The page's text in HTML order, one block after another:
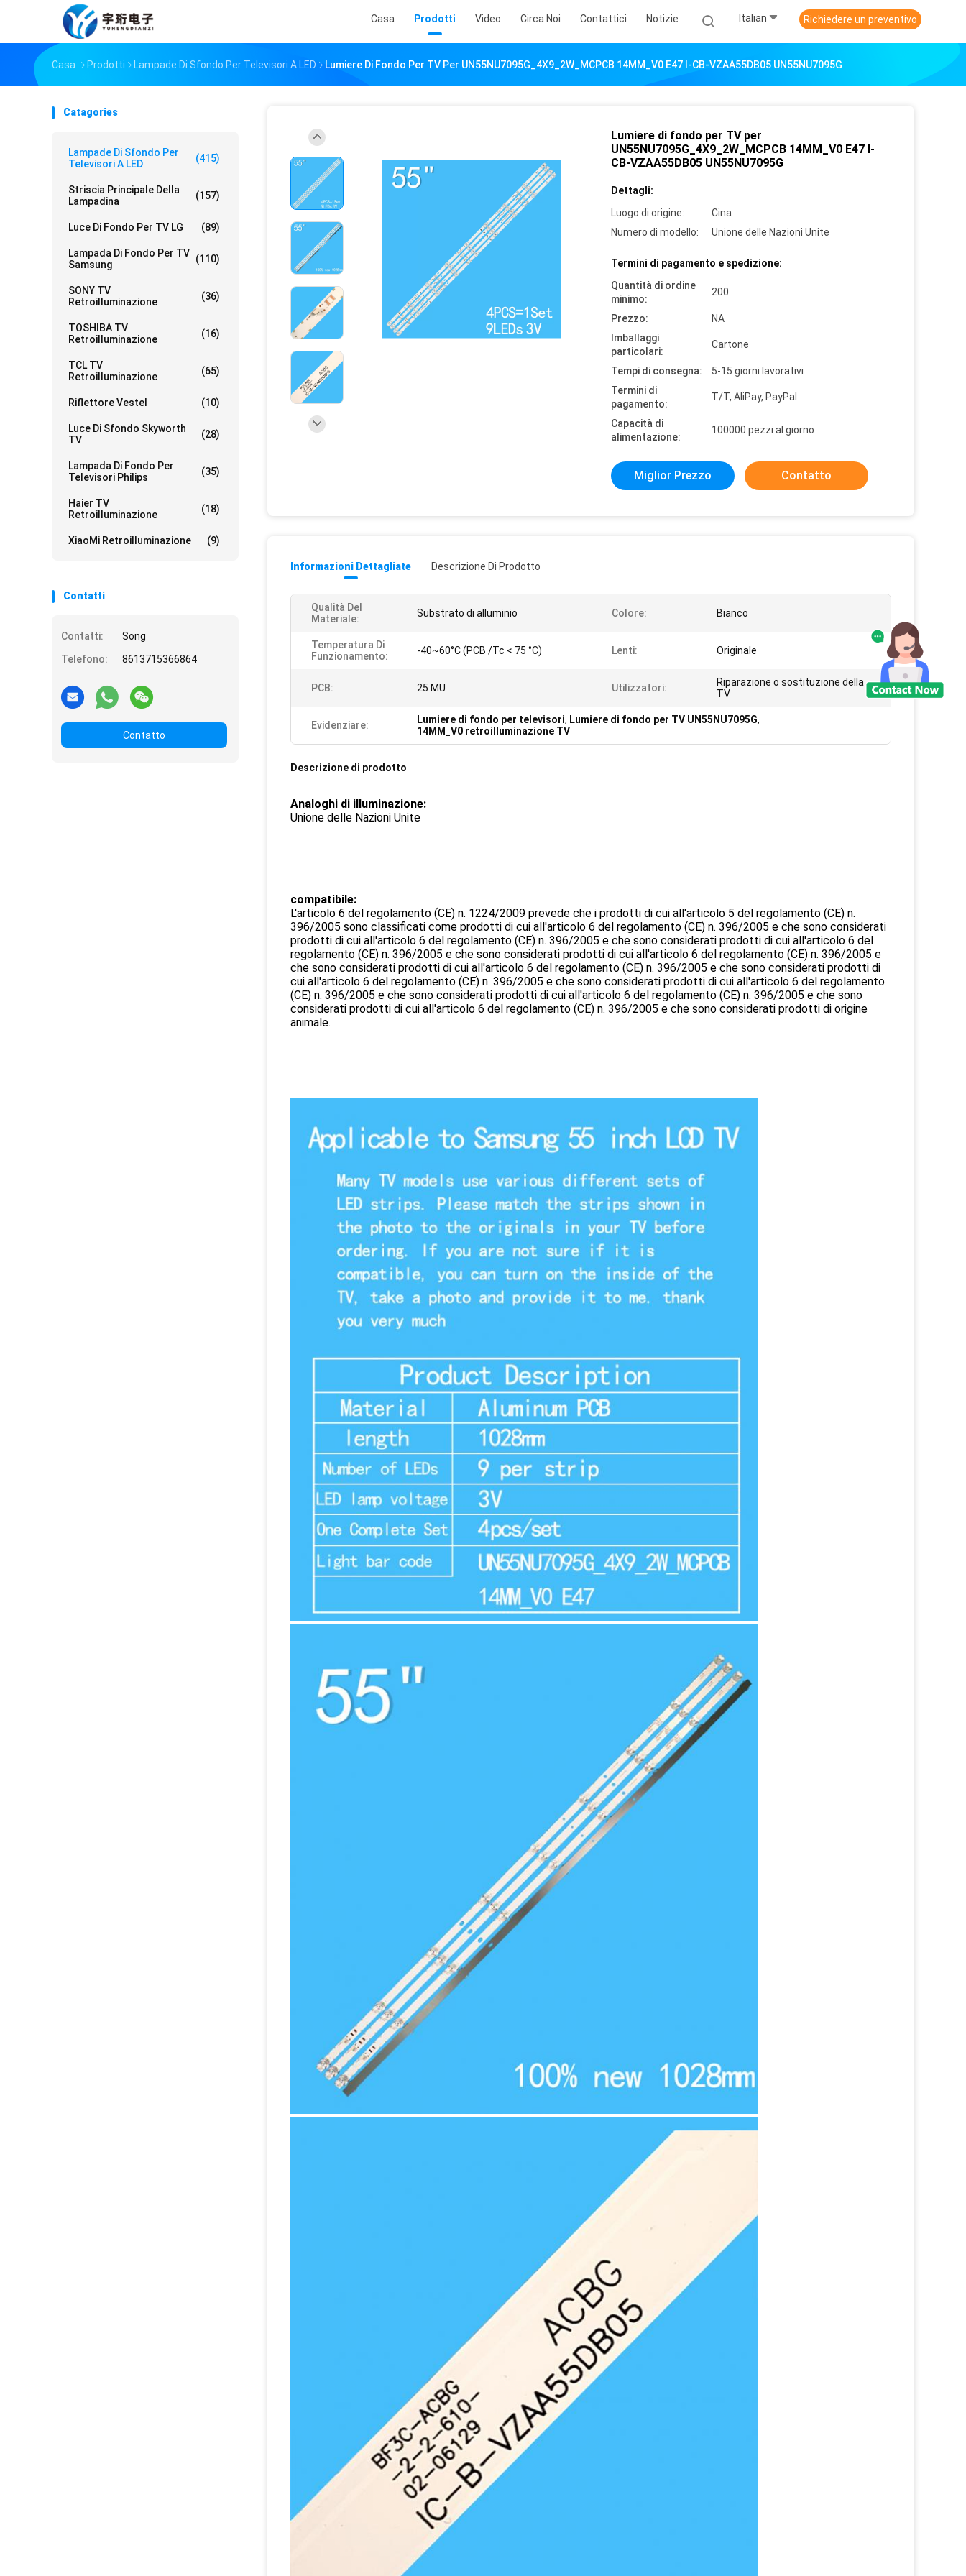
Casa Prodotti Video Circa Noi Contattici Notizie Italian Richiedere un preventivo
Casa Prodotti Lampade Di Sfondo Per Televisori A LED Lumiere Di Fondo Per TV Per UN55NU7095G_4X9_2W_MCPCB 14MM_V0 E47 I-CB-VZAA55DB05 UN55NU7095G
Catagories
Lampade Di Sfondo Per
Televisori A LED
(415)
Striscia Principale Della
Lampadina
(157)
Luce Di Fondo Per TV LG (89)
Lampada Di Fondo Per TV
Samsung
(110)
SONY TV
Retroilluminazione
(36)
TOSHIBA TV
Retroilluminazione
(16)
TCL TV
Retroilluminazione
(65)
Riflettore Vestel (10)
Luce Di Sfondo Skyworth
TV
(28)
Lampada Di Fondo Per
Televisori Philips
(35)
Haier TV
Retroilluminazione
(18)
XiaoMi Retroilluminazione (9)
Contatti
Contatti:
Song
Telefono:
8613715366864
Contatto
Lumiere di fondo per TV per
UN55NU7095G_4X9_2W_MCPCB 14MM_V0 E47 I-
CB-VZAA55DB05 UN55NU7095G
Dettagli:
Luogo di origine:
Cina
Numero di modello:
Unione delle Nazioni Unite
Termini di pagamento e spedizione:
Quantità di ordine
minimo:
200
Prezzo:
NA
Imballaggi
particolari:
Cartone
Tempi di consegna:
5-15 giorni lavorativi
Termini di
pagamento:
T/T, AliPay, PayPal
Capacità di
alimentazione:
100000 pezzi al giorno
Miglior Prezzo Contatto
Informazioni Dettagliate Descrizione Di Prodotto
Qualità Del
Materiale:
Substrato di alluminio Colore: Bianco
Temperatura Di
Funzionamento:
-40~60°C (PCB /Tc < 75 °C) Lenti: Originale
PCB: 25 MU Utilizzatori:
Riparazione o sostituzione della
TV
Evidenziare: Lumiere di fondo per televisori, Lumiere di fondo per TV UN55NU7095G,
14MM_V0 retroilluminazione TV
Descrizione di prodotto
Analoghi di illuminazione:
Unione delle Nazioni Unite
compatibile:
L'articolo 6 del regolamento (CE) n. 1224/2009 prevede che i prodotti di cui all'articolo 5 del regolamento (CE) n.
396/2005 sono classificati come prodotti di cui all'articolo 6 del regolamento (CE) n. 396/2005 e che sono considerati
prodotti di cui all'articolo 6 del regolamento (CE) n. 396/2005 e che sono considerati prodotti di cui all'articolo 6 del
regolamento (CE) n. 396/2005 e che sono considerati prodotti di cui all'articolo 6 del regolamento (CE) n. 396/2005 e
che sono considerati prodotti di cui all'articolo 6 del regolamento (CE) n. 396/2005 e che sono considerati prodotti di
cui all'articolo 6 del regolamento (CE) n. 396/2005 e che sono considerati prodotti di cui all'articolo 6 del regolamento
(CE) n. 396/2005 e che sono considerati prodotti di cui all'articolo 6 del regolamento (CE) n. 396/2005 e che sono
considerati prodotti di cui all'articolo 6 del regolamento (CE) n. 396/2005 e che sono considerati prodotti di origine
animale.